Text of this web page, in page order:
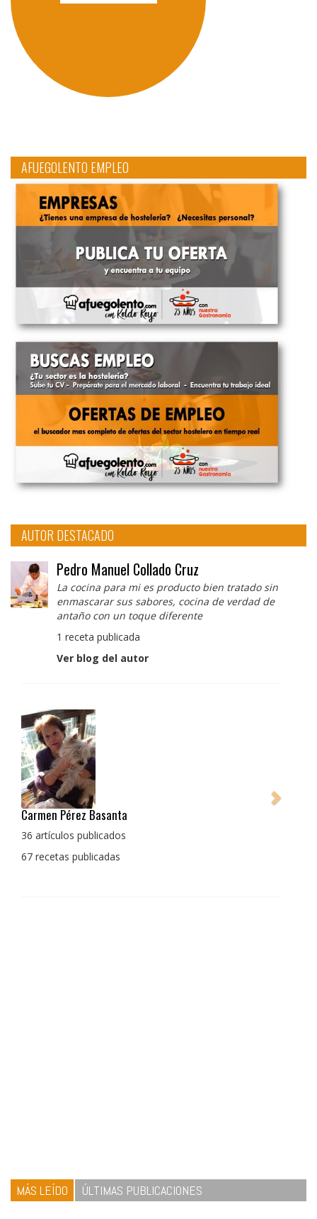
AFUEGOLENTO EMPLEO
AUTOR DESTACADO
Pedro Manuel Collado Cruz
La cocina para mi es producto bien tratado sin
enmascarar sus sabores, cocina de verdad de
antaño con un toque diferente
1 receta publicada
Ver blog del autor
Pedro Manuel Collado Cruz
La cocina para mi es producto bien tratado sin
con un toque diferente